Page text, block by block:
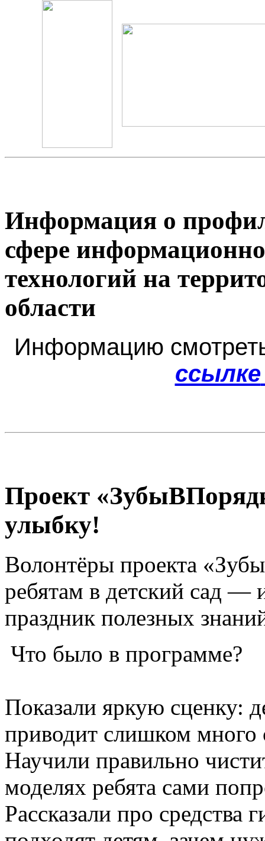
Информация о
сфере
технологий на
области
Информацию
ссылке
Проект
улыбку!
Волонтёры проекта
ребятам в детский сад —
праздник полезных
Что было в программе?
Показали яркую сценку:
приводит слишком много
Научили правильно
моделях ребята сами
Рассказали про средства